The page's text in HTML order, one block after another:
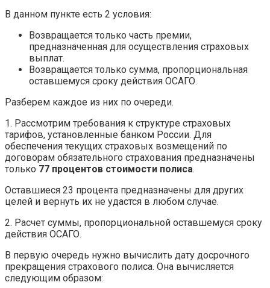
В данном пункте есть 2 условия:
Возвращается только часть премии,
предназначенная для осуществления страховых
выплат.
Возвращается только сумма, пропорциональная
оставшемуся сроку действия ОСАГО.
Разберем каждое из них по очереди.
1. Рассмотрим требования к структуре страховых
тарифов, установленные банком России. Для
обеспечения текущих страховых возмещений по
договорам обязательного страхования предназначены
только 77 процентов стоимости полиса.
Оставшиеся 23 процента предназначены для других
целей и вернуть их не удастся в любом случае.
2. Расчет суммы, пропорциональной оставшемуся сроку
действия ОСАГО.
В первую очередь нужно вычислить дату досрочного
прекращения страхового полиса. Она вычисляется
следующим образом: